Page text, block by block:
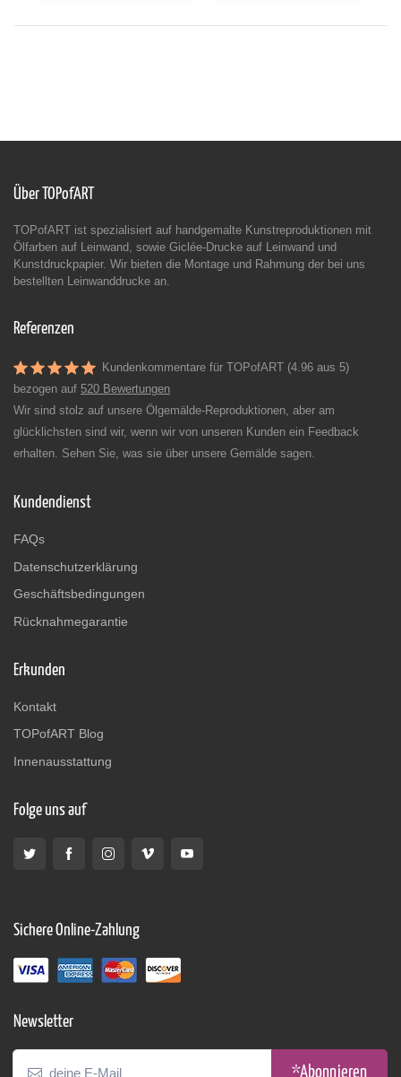
Über TOPofART
TOPofART ist spezialisiert auf handgemalte Kunstreproduktionen mit
Ölfarben auf Leinwand, sowie Giclée-Drucke auf Leinwand und
Kunstdruckpapier. Wir bieten die Montage und Rahmung der bei uns
bestellten Leinwanddrucke an.
Referenzen
Kundenkommentare für TOPofART (4.96 aus 5)
bezogen auf 520 Bewertungen
Wir sind stolz auf unsere Ölgemälde-Reproduktionen, aber am
glücklichsten sind wir, wenn wir von unseren Kunden ein Feedback
erhalten. Sehen Sie, was sie über unsere Gemälde sagen.
Kundendienst
FAQs
Datenschutzerklärung
Geschäftsbedingungen
Rücknahmegarantie
Erkunden
Kontakt
TOPofART Blog
Innenausstattung
Folge uns auf
Sichere Online-Zahlung
Newsletter
*Abonnieren